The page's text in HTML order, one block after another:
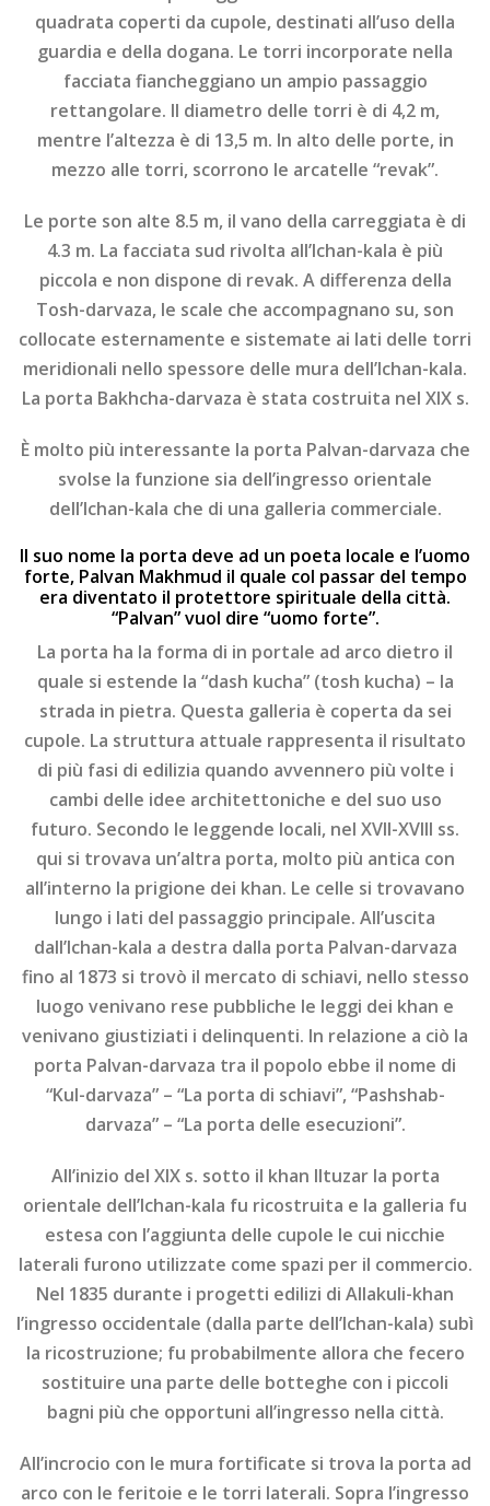
quadrata coperti da cupole, destinati all’uso della
guardia e della dogana. Le torri incorporate nella
facciata fiancheggiano un ampio passaggio
rettangolare. Il diametro delle torri è di 4,2 m,
mentre l’altezza è di 13,5 m. In alto delle porte, in
mezzo alle torri, scorrono le arcatelle “revak”.
Le porte son alte 8.5 m, il vano della carreggiata è di
4.3 m. La facciata sud rivolta all’Ichan-kala è più
piccola e non dispone di revak. A differenza della
Tosh-darvaza, le scale che accompagnano su, son
collocate esternamente e sistemate ai lati delle torri
meridionali nello spessore delle mura dell’Ichan-kala.
La porta Bakhcha-darvaza è stata costruita nel XIX s.
È molto più interessante la porta Palvan-darvaza che
svolse la funzione sia dell’ingresso orientale
dell’Ichan-kala che di una galleria commerciale.
Il suo nome la porta deve ad un poeta locale e l’uomo
forte, Palvan Makhmud il quale col passar del tempo
era diventato il protettore spirituale della città.
“Palvan” vuol dire “uomo forte”.
La porta ha la forma di in portale ad arco dietro il
quale si estende la “dash kucha” (tosh kucha) – la
strada in pietra. Questa galleria è coperta da sei
cupole. La struttura attuale rappresenta il risultato
di più fasi di edilizia quando avvennero più volte i
cambi delle idee architettoniche e del suo uso
futuro. Secondo le leggende locali, nel XVII-XVIII ss.
qui si trovava un’altra porta, molto più antica con
all’interno la prigione dei khan. Le celle si trovavano
lungo i lati del passaggio principale. All’uscita
dall’Ichan-kala a destra dalla porta Palvan-darvaza
fino al 1873 si trovò il mercato di schiavi, nello stesso
luogo venivano rese pubbliche le leggi dei khan e
venivano giustiziati i delinquenti. In relazione a ciò la
porta Palvan-darvaza tra il popolo ebbe il nome di
“Kul-darvaza” – “La porta di schiavi”, “Pashshab-
darvaza” – “La porta delle esecuzioni”.
All’inizio del XIX s. sotto il khan Iltuzar la porta
orientale dell’Ichan-kala fu ricostruita e la galleria fu
estesa con l’aggiunta delle cupole le cui nicchie
laterali furono utilizzate come spazi per il commercio.
Nel 1835 durante i progetti edilizi di Allakuli-khan
l’ingresso occidentale (dalla parte dell’Ichan-kala) subì
la ricostruzione; fu probabilmente allora che fecero
sostituire una parte delle botteghe con i piccoli
bagni più che opportuni all’ingresso nella città.
All’incrocio con le mura fortificate si trova la porta ad
arco con le feritoie e le torri laterali. Sopra l’ingresso